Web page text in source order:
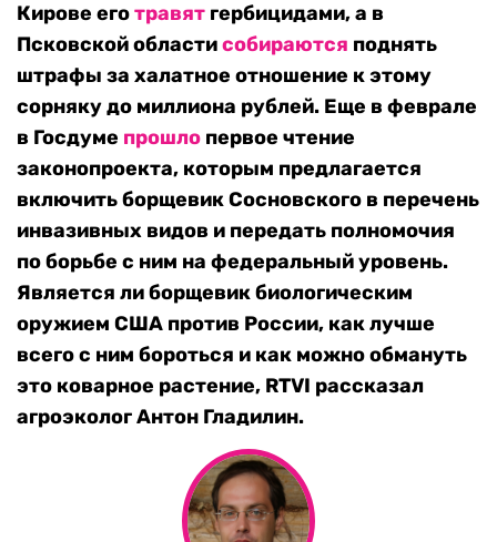
Кирове еготравят гербицидами, а в
Псковской областисобираются поднять
штрафы за халатное отношение к этому
сорняку до миллиона рублей. Еще в феврале
в Госдуме прошло первое чтение
законопроекта, которым предлагается
включить борщевик Сосновского в перечень
инвазивных видов и передать полномочия
по борьбе с ним на федеральный уровень.
Является ли борщевик биологическим
оружием США против России, как лучше
всего с ним бороться и как можно обмануть
это коварное растение, RTVI рассказал
агроэколог Антон Гладилин.